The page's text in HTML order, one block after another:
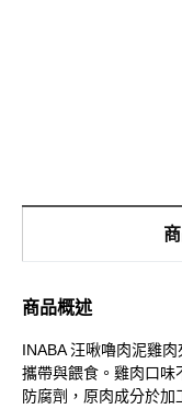
商品概述
INABA 汪啾嚕肉泥雞
攜帶與餵食。雞肉口味
防腐劑，原肉成分於